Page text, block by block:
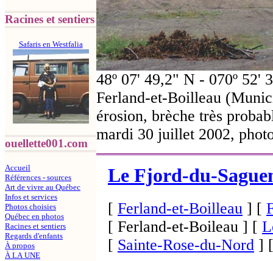
Racines et sentiers
Safaris en Westfalia
ouellette001.com
Accueil
Références - sources
Art de vivre au Québec
Infos et services
Photos choisies
Québec en photos
Racines et sentiers
Regards d'enfants
À propos
À LA UNE
48º 07' 49,2" N - 070º 52'
Ferland-et-Boilleau
érosion, brèche très
mardi 30 juillet 2002,
Le Fjord-du-
[ Ferland-et-Boilleau ] [
[ Ferland-et-Boileau ] [
[ Sainte-Rose-du-Nord ]